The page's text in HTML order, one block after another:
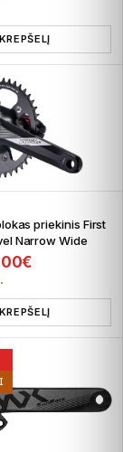
priekinis First
Narrow Wide
price was:
€